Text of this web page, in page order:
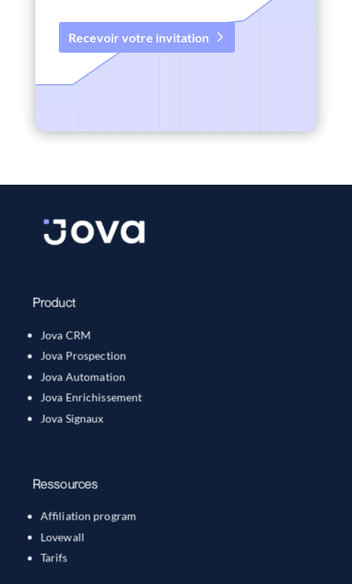
Recevoir votre invitation
Product
Jova CRM
Jova Prospection
Jova Automation
Jova Enrichissement
Jova Signaux
Ressources
Affiliation program
Lovewall
Tarifs